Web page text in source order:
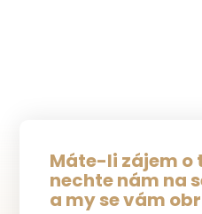
Máte-li zájem o
nechte nám na
a my se vám